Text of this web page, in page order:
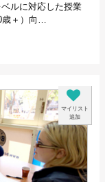
ルに対応した授業
＋）向…
マイリスト
追加